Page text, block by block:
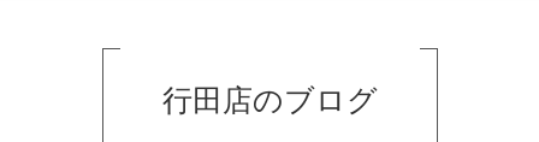
行田店のブログ